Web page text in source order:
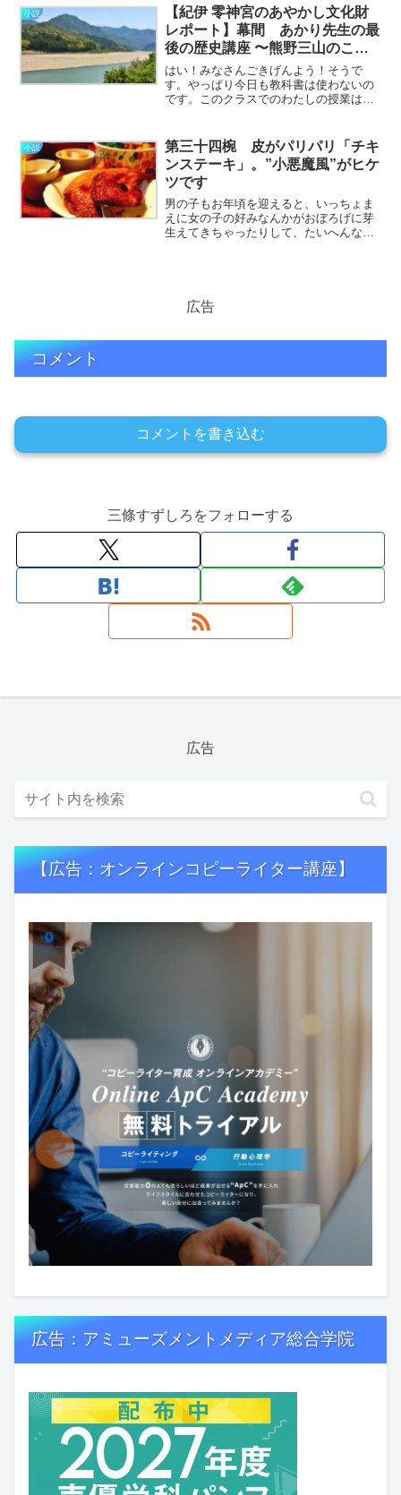
もちろんほとんど自腹なのだけど、仕事
柄もあって特別展のチケッ
ト………………～続きを読む～
小説
【紀伊 零神宮のあやかし文化財
レポート】幕間 あかり先生の最
後の歴史講座 〜熊野三山のこ
と〜
はい！みなさんごきげんよう！そうで
す。やっぱり今日も教科書は使わないの
です。このクラスでのわたしの授業はこ
う。よくご存じの通り、「熊野速玉大
社」「熊野那智大社」「熊野本宮
大………………～続きを読む～
小説
第三十四椀 皮がパリパリ「チキ
ンステーキ」。”小悪魔風”がヒケ
ツです
男の子もお年頃を迎えると、いっちょま
えに女の子の好みなんかがおぼろげに芽
生えてきちゃったりして、たいへんなこ
く………………～続きを読む～
広告
コメント
コメントを書き込む
三條すずしろをフォローする
広告
【広告：オンラインコピーライター講座】
広告：アミューズメントメディア総合学院